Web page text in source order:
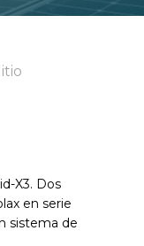
X3. Dos
en serie
sistema de